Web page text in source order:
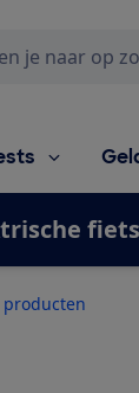
producten